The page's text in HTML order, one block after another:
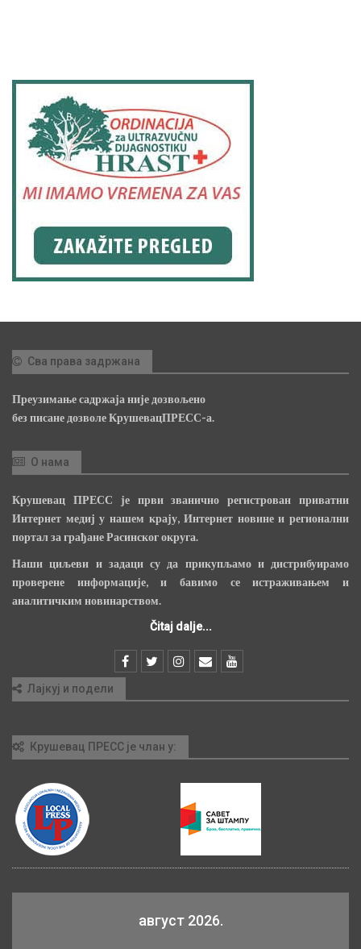
Сва права задржана
Преузимање садржаја није дозвољено
без писане дозволе КрушевацПРЕСС-а.
О нама
Крушевац ПРЕСС је први званично регистрован приватни
Интернет медиј у нашем крају, Интернет новине и регионални
портал за грађане Расинског округа.
Наши циљеви и задаци су да прикупљамо и дистрибуирамо
проверене информације, и бавимо се истраживањем и
аналитичким новинарством.
Čitaj dalje...
Лајкуј и подели
Крушевац ПРЕСС је члан у:
август 2026.